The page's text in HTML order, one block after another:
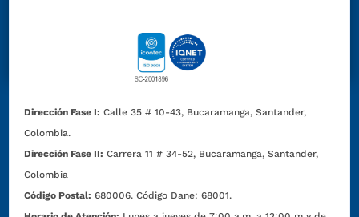
Dirección Fase I: Calle 35 # 10-43, Bucaramanga, Santander,
Colombia.
Dirección Fase II: Carrera 11 # 34-52, Bucaramanga, Santander,
Colombia
Código Postal: 680006. Código Dane: 68001.